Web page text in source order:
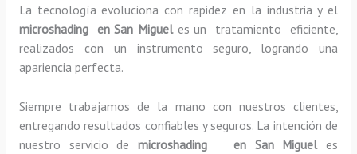
La tecnología evoluciona con rapidez en la industria y el
microshading en San Migueles un tratamiento eficiente,
realizados con un instrumento seguro, logrando una
apariencia perfecta.
Siempre trabajamos de la mano con nuestros clientes,
entregando resultados confiables y seguros. La intención de
nuestro servicio demicroshading en San Miguel es